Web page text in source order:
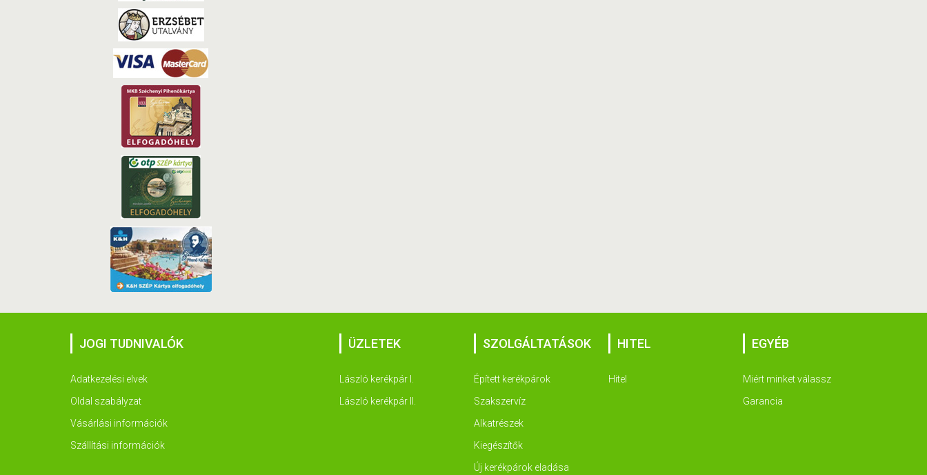
JOGI TUDNIVALÓK
Adatkezelési elvek
Oldal szabályzat
Vásárlási információk
Szállítási információk
ÜZLETEK
László kerékpár I.
László kerékpár II.
SZOLGÁLTATÁSOK
Épített kerékpárok
Szakszervíz
Alkatrészek
Kiegészítők
Új kerékpárok eladása
HITEL
Hitel
EGYÉB
Miért minket válassz
Garancia